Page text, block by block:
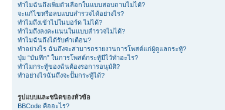
ทำไมฉันถึงเพิ่มตัวเลือกในแบบสอบถามไม่ได้?
จะแก้ไขหรือลบแบบสำรวจได้อย่างไร?
ทำไมถึงเข้าไปในบอร์ด ไม่ได้?
ทำไมถึงลงคะแนนในแบบสำรวจไม่ได้?
ทำไมฉันถึงได้รับคำเตือน?
ทำอย่างไร ฉันถึงจะสามารถรายงานการโพสต์แก่ผู้ดูแลกระทู้?
ปุ่ม “บันทึก” ในการโพสต์กระทู้มีไว้ทำอะไร?
ทำไมกระทู้ของฉันต้องรอการอนุมัติ?
ทำอย่างไรฉันถึงจะปั้มกระทู้ได้?
รูปแบบและชนิดของหัวข้อ
BBCode คืออะไร?